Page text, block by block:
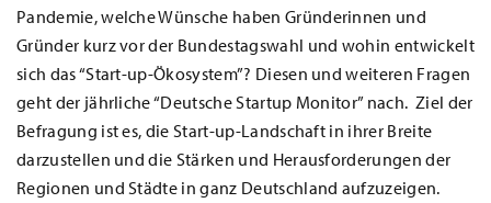
Pandemie, welche Wünsche haben Gründerinnen und
Gründer kurz vor der Bundestagswahl und wohin entwickelt
sich das “Start-up-Ökosystem”? Diesen und weiteren Fragen
geht der jährliche “Deutsche Startup Monitor” nach. Ziel der
Befragung ist es, die Start-up-Landschaft in ihrer Breite
darzustellen und die Stärken und Herausforderungen der
Regionen und Städte in ganz Deutschland aufzuzeigen.